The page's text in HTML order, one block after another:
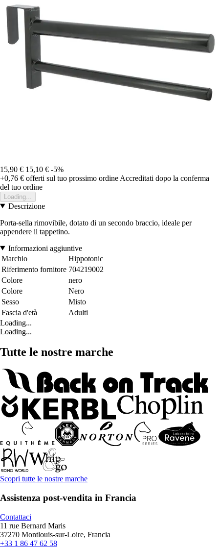
15,90 € 15,10 € -5%
+0,76 € offerti sul tuo prossimo ordine Accreditati dopo la conferma
del tuo ordine
Loading...
Descrizione
Porta-sella rimovibile, dotato di un secondo braccio, ideale per
appendere il tappetino.
Informazioni aggiuntive
Marchio
Hippotonic
Riferimento fornitore 704219002
Colore
nero
Colore
Nero
Sesso
Misto
Fascia d'età
Adulti
Loading...
Loading...
Tutte le nostre marche
Scopri tutte le nostre marche
Assistenza post-vendita in Francia
Contattaci
11 rue Bernard Maris
37270 Montlouis-sur-Loire, Francia
+33 1 86 47 62 58